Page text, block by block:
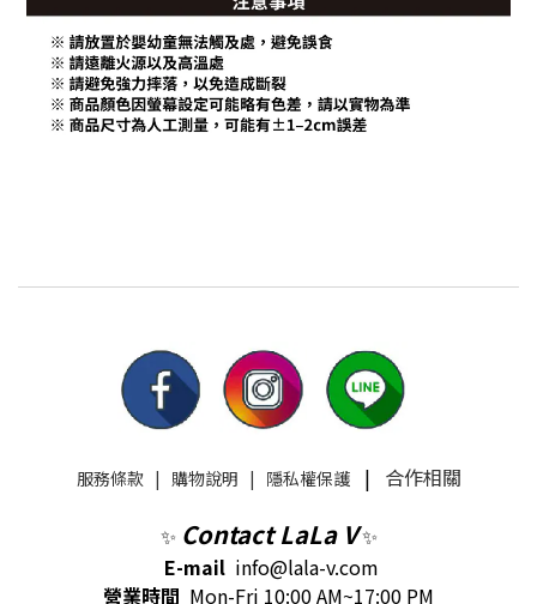
服務條款| 購物說明 | 隱私權保護| 合作相關
✨ Contact LaLa V✨
E-mail info@lala-v.com
營業時間 Mon-Fri 10:00 AM~17:00 PM